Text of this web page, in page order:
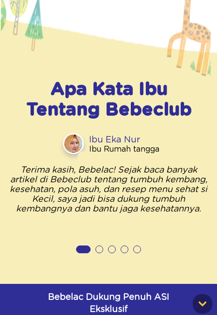
Apa Kata Ibu
Tentang Bebeclub
Ibu Eka Nur
Ibu Rumah tangga
Terima kasih, Bebelac! Sejak baca banyak
artikel di Bebeclub tentang tumbuh kembang,
kesehatan, pola asuh, dan resep menu sehat si
Kecil, saya jadi bisa dukung tumbuh
kembangnya dan bantu jaga kesehatannya.
Bebelac Dukung Penuh ASI
Eksklusif